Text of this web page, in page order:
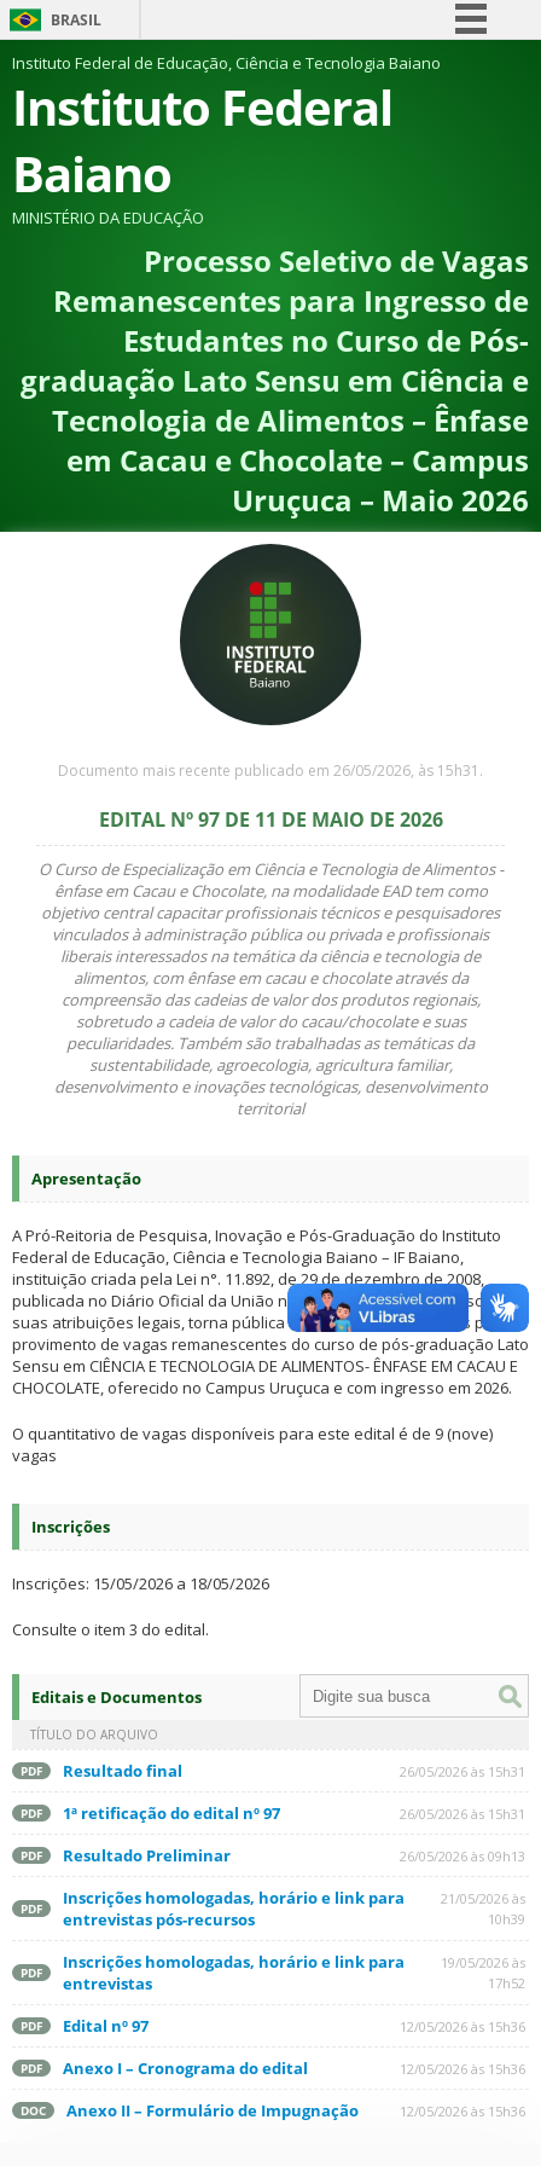
BRASIL
Simplifique!
Comunica BR
Canais
Instituto Federal de Educação, Ciência e Tecnologia Baiano
Instituto Federal
Baiano
MINISTÉRIO DA EDUCAÇÃO
Processo Seletivo de Vagas
Remanescentes para Ingresso de
Estudantes no Curso de Pós-
graduação Lato Sensu em Ciência e
Tecnologia de Alimentos – Ênfase
em Cacau e Chocolate – Campus
Uruçuca – Maio 2026
Documento mais recente publicado em 26/05/2026, às 15h31.
EDITAL Nº 97 DE 11 DE MAIO DE 2026
O Curso de Especialização em Ciência e Tecnologia de Alimentos -
ênfase em Cacau e Chocolate, na modalidade EAD tem como
objetivo central capacitar profissionais técnicos e pesquisadores
vinculados à administração pública ou privada e profissionais
liberais interessados na temática da ciência e tecnologia de
alimentos, com ênfase em cacau e chocolate através da
compreensão das cadeias de valor dos produtos regionais,
sobretudo a cadeia de valor do cacau/chocolate e suas
peculiaridades. Também são trabalhadas as temáticas da
sustentabilidade, agroecologia, agricultura familiar,
desenvolvimento e inovações tecnológicas, desenvolvimento
territorial
Apresentação
A Pró-Reitoria de Pesquisa, Inovação e Pós-Graduação do Instituto
Federal de Educação, Ciência e Tecnologia Baiano – IF Baiano,
instituição criada pela Lei n°. 11.892, de 29 de dezembro de 2008,
publicada no Diário Oficial da União no dia subsequente, no uso de
suas atribuições legais, torna pública a seleção de estudantes para
provimento de vagas remanescentes do curso de pós-graduação Lato
Sensu em CIÊNCIA E TECNOLOGIA DE ALIMENTOS- ÊNFASE EM CACAU E
CHOCOLATE, oferecido no Campus Uruçuca e com ingresso em 2026.
O quantitativo de vagas disponíveis para este edital é de 9 (nove)
vagas
Inscrições
Inscrições: 15/05/2026 a 18/05/2026
Consulte o item 3 do edital.
Editais e Documentos
TÍTULO DO ARQUIVO
PDF Resultado final 26/05/2026 às 15h31
PDF 1ª retificação do edital nº 97 26/05/2026 às 15h31
PDF Resultado Preliminar 26/05/2026 às 09h13
PDF
Inscrições homologadas, horário e link para
entrevistas pós-recursos
21/05/2026 às
10h39
PDF
Inscrições homologadas, horário e link para
entrevistas
19/05/2026 às
17h52
PDF Edital nº 97 12/05/2026 às 15h36
PDF Anexo I – Cronograma do edital 12/05/2026 às 15h36
DOC Anexo II – Formulário de Impugnação 12/05/2026 às 15h36